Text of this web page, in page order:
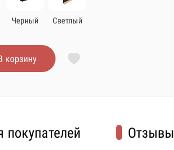
Черный Светлый
корзину
Отзывы